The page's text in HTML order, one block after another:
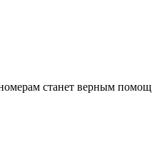
номерам станет верным помощ